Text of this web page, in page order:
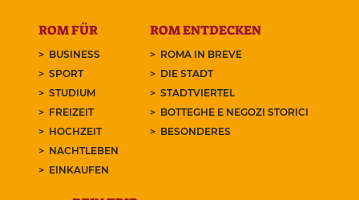
ROM FÜR
BUSINESS
SPORT
STUDIUM
FREIZEIT
HOCHZEIT
NACHTLEBEN
EINKAUFEN
ROM ENTDECKEN
ROMA IN BREVE
DIE STADT
STADTVIERTEL
BOTTEGHE E NEGOZI STORICI
BESONDERES